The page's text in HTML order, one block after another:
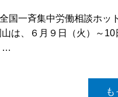
国一斉集中労働相談ホッ
は、６月９日（火）～10
…
も